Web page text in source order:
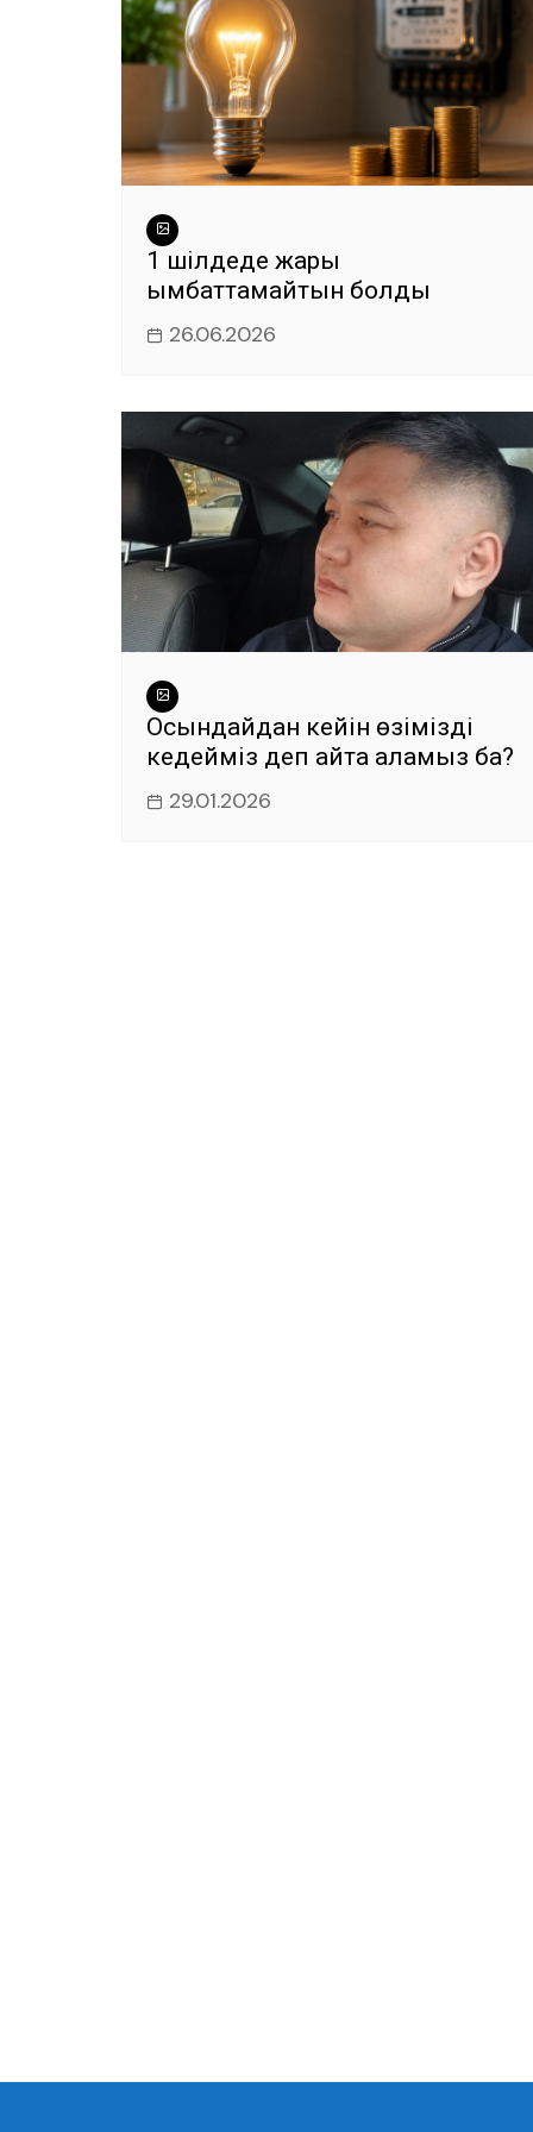
1 шілдеде жарық
қымбаттамайтын болды
26.06.2026
Осындайдан кейін өзімізді
кедейміз деп айта аламыз ба?
29.01.2026